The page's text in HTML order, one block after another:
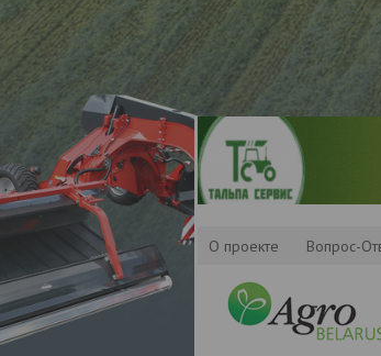
О проекте Вопрос-